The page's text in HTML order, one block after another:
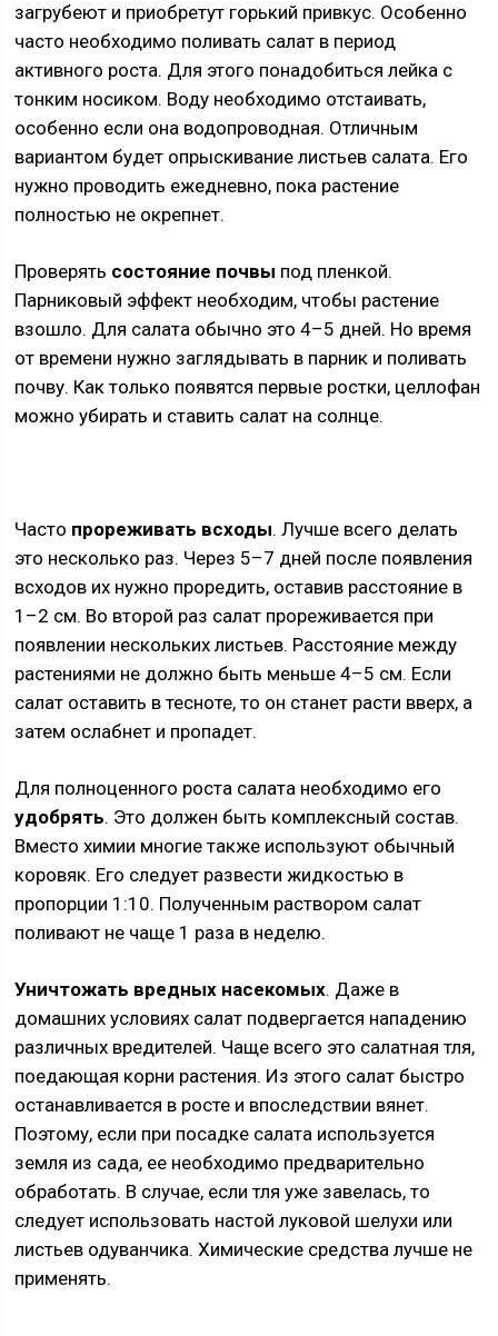
загрубеют и приобретут горький привкус. Особенно
часто необходимо поливать салат в период
активного роста. Для этого понадобиться лейка с
тонким носиком. Воду необходимо отстаивать,
особенно если она водопроводная. Отличным
вариантом будет опрыскивание листьев салата. Его
нужно проводить ежедневно, пока растение
полностью не окрепнет.
Проверять состояние почвы под пленкой.
Парниковый эффект необходим, чтобы растение
взошло. Для салата обычно это 4–5 дней. Но время
от времени нужно заглядывать в парник и поливать
почву. Как только появятся первые ростки, целлофан
можно убирать и ставить салат на солнце.
Часто прореживать всходы. Лучше всего делать
это несколько раз. Через 5–7 дней после появления
всходов их нужно проредить, оставив расстояние в
1–2 см. Во второй раз салат прореживается при
появлении нескольких листьев. Расстояние между
растениями не должно быть меньше 4–5 см. Если
салат оставить в тесноте, то он станет расти вверх, а
затем ослабнет и пропадет.
Для полноценного роста салата необходимо его
удобрять. Это должен быть комплексный состав.
Вместо химии многие также используют обычный
коровяк. Его следует развести жидкостью в
пропорции 1:10. Полученным раствором салат
поливают не чаще 1 раза в неделю.
Уничтожать вредных насекомых. Даже в
домашних условиях салат подвергается нападению
различных вредителей. Чаще всего это салатная тля,
поедающая корни растения. Из этого салат быстро
останавливается в росте и впоследствии вянет.
Поэтому, если при посадке салата используется
земля из сада, ее необходимо предварительно
обработать. В случае, если тля уже завелась, то
следует использовать настой луковой шелухи или
листьев одуванчика. Химические средства лучше не
применять.